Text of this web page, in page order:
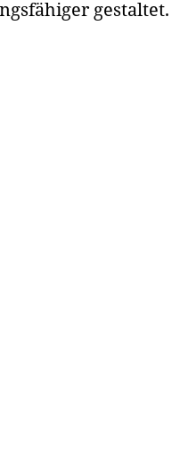
gestaltet.